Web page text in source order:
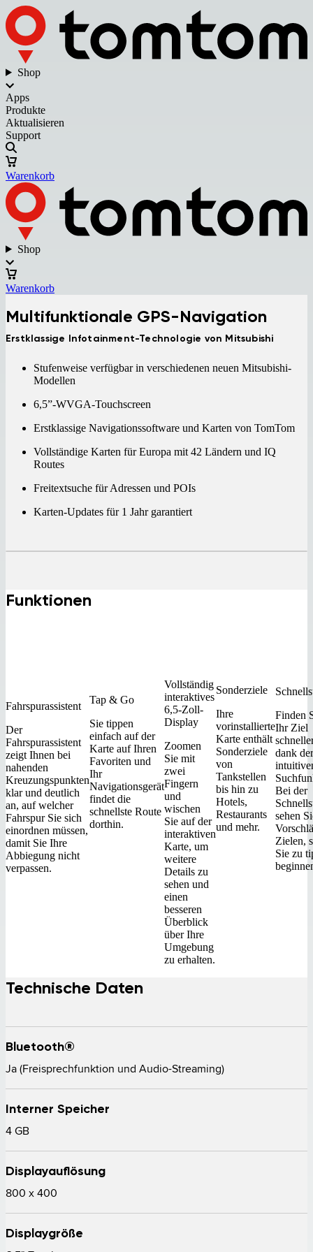
Shop
Apps
Produkte
Aktualisieren
Support
Warenkorb
Shop
Warenkorb
Multifunktionale GPS-Navigation
Erstklassige Infotainment-Technologie von Mitsubishi
Stufenweise verfügbar in verschiedenen neuen Mitsubishi-
Modellen
6,5”-WVGA-Touchscreen
Erstklassige Navigationssoftware und Karten von TomTom
Vollständige Karten für Europa mit 42 Ländern und IQ
Routes
Freitextsuche für Adressen und POIs
Karten-Updates für 1 Jahr garantiert
Funktionen
Fahrspurassistent
Der
Fahrspurassistent
zeigt Ihnen bei
nahenden
Kreuzungspunkten
klar und deutlich
an, auf welcher
Fahrspur Sie sich
einordnen müssen,
damit Sie Ihre
Abbiegung nicht
verpassen.
Tap & Go
Sie tippen
einfach auf der
Karte auf Ihren
Favoriten und
Ihr
Navigationsgerät
findet die
schnellste Route
dorthin.
Vollständig
interaktives
6,5-Zoll-
Display
Zoomen
Sie mit
zwei
Fingern
und
wischen
Sie auf der
interaktiven
Karte, um
weitere
Details zu
sehen und
einen
besseren
Überblick
über Ihre
Umgebung
zu erhalten.
Sonderziele
Ihre
vorinstallierte
Karte enthält
Sonderziele
von
Tankstellen
bis hin zu
Hotels,
Restaurants
und mehr.
Finden
Ihr Ziel
dank der
Bei der
sehen
Zielen,
Sie zu
Technische Daten
Bluetooth®
Ja (Freisprechfunktion und Audio-Streaming)
Interner Speicher
4 GB
Displayauflösung
800 x 400
Displaygröße